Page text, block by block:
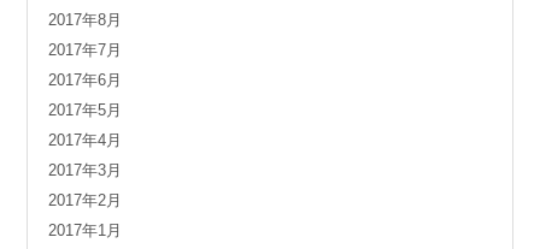
2017年8月
2017年7月
2017年6月
2017年5月
2017年4月
2017年3月
2017年2月
2017年1月